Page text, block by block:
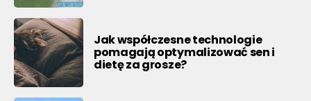
Jak współczesne technologie
pomagają optymalizować sen i
dietę za grosze?